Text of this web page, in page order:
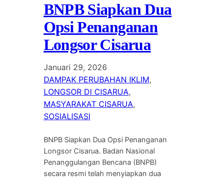
BNPB Siapkan Dua
Opsi Penanganan
Longsor Cisarua
Januari 29, 2026
DAMPAK PERUBAHAN IKLIM
LONGSOR DI CISARUA
MASYARAKAT CISARUA
SOSIALISASI
BNPB Siapkan Dua Opsi Penanganan
Longsor Cisarua. Badan Nasional
Penanggulangan Bencana (BNPB)
secara resmi telah menyiapkan dua